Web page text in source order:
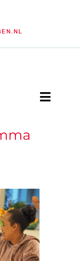
Toggle